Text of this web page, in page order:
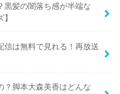
黒髪の闇落ち感が半端な
信は無料で見れる！再放送
？脚本大森美香はどんな